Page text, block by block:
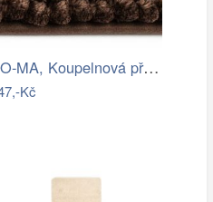
BO-MA, Koupelnová předložka Ella micro…
Kč